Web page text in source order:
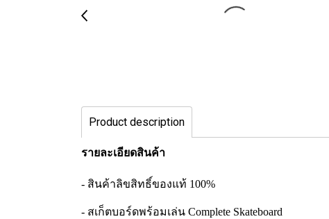
Product description
รายละเอียดสินค้า
- สินค้าลิขสิทธิ์ของแท้ 100%
- สเก็ตบอร์ดพร้อมเล่น Complete Skateboard